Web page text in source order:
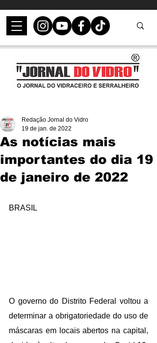
As notícias mais
importantes do dia 19
de janeiro de 2022
Redação Jornal do Vidro
19 de jan. de 2022
BRASIL
O governo do Distrito Federal voltou a
determinar a obrigatoriedade do uso de
máscaras em locais abertos na capital,